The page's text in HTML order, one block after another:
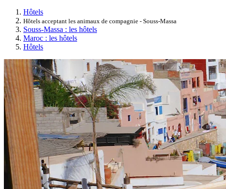
Hôtels
Hôtels acceptant les animaux de compagnie - Souss-Massa
Souss-Massa : les hôtels
Maroc : les hôtels
Hôtels